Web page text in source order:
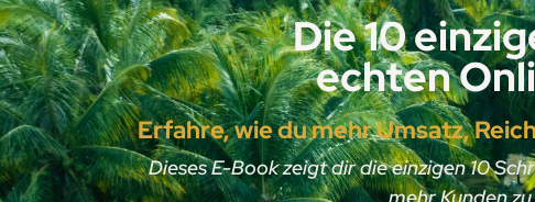
Die 10
echten
Erfahre, wie du mehr Umsatz,
Dieses E-Book zeigt dir die einzigen 10